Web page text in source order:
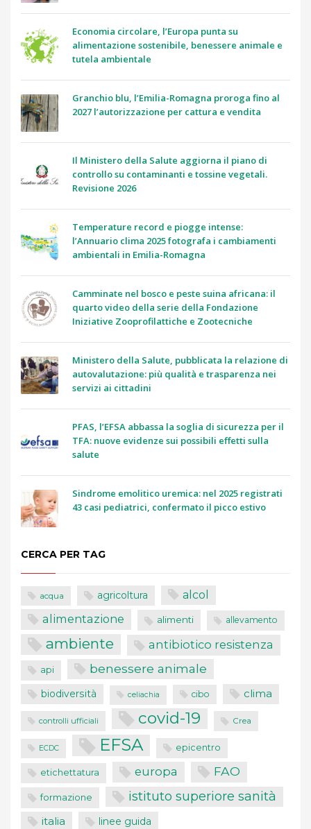
Economia circolare, l’Europa punta su
alimentazione sostenibile, benessere animale e
tutela ambientale
Granchio blu, l’Emilia-Romagna proroga fino al
2027 l’autorizzazione per cattura e vendita
Il Ministero della Salute aggiorna il piano di
controllo su contaminanti e tossine vegetali.
Revisione 2026
Temperature record e piogge intense:
l’Annuario clima 2025 fotografa i cambiamenti
ambientali in Emilia-Romagna
Camminate nel bosco e peste suina africana: il
quarto video della serie della Fondazione
Iniziative Zooprofilattiche e Zootecniche
Ministero della Salute, pubblicata la relazione di
autovalutazione: più qualità e trasparenza nei
servizi ai cittadini
PFAS, l’EFSA abbassa la soglia di sicurezza per il
TFA: nuove evidenze sui possibili effetti sulla
salute
Sindrome emolitico uremica: nel 2025 registrati
43 casi pediatrici, confermato il picco estivo
CERCA PER TAG
acqua agricoltura alcol
alimentazione alimenti allevamento
ambiente antibiotico resistenza
api benessere animale
biodiversità celiachia cibo clima
controlli ufficiali covid-19 Crea
ECDC EFSA epicentro
etichettatura europa FAO
formazione istituto superiore sanità
italia linee guida